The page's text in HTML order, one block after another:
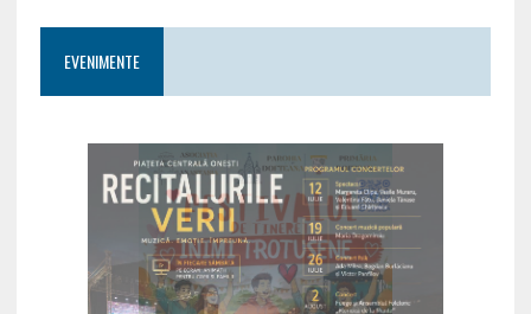
EVENIMENTE